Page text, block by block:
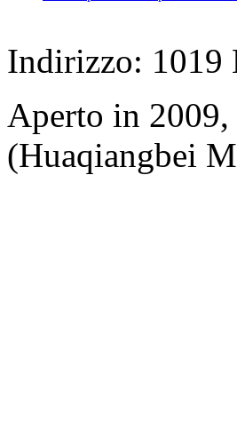
Indirizzo: 1019
Aperto in 2009,
(Huaqiangbei